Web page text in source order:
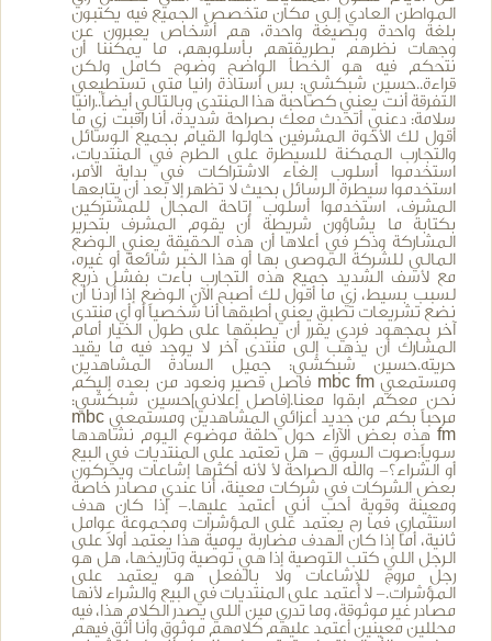
المواطن العادي إلى مكان متخصص الجميع فيه يكتبون
بلغة واحدة وبصيغة واحدة، هم أشخاص يعبرون عن
وجهات نظرهم بطريقتهم بأسلوبهم، ما يمكننا أن
نتحكم فيه هو الخطأ الواضح وضوح كامل ولكن
قراءة..حسين شبكشي: بس أستاذة رانيا متى تستطيعي
التفرقة أنت يعني كصاحبة هذا المنتدى وبالتالي أيضاً..رانيا
سلامة: دعني أتحدث معك بصراحة شديدة، أنا راقبت زي ما
أقول لك الأخوة المشرفين حاولوا القيام بجميع الوسائل
والتجارب الممكنة للسيطرة على الطرح في المنتديات،
استخدموا أسلوب إلغاء الاشتراكات في بداية الأمر،
استخدموا سيطرة الرسائل بحيث لا تظهر إلا بعد أن يتابعها
المشرف، استخدموا أسلوب إتاحة المجال للمشتركين
بكتابة ما يشاؤون شريطة أن يقوم المشرف بتحرير
المشاركة وذكر في أعلاها أن هذه الحقيقة يعني الوضع
المالي للشركة الموصى بها أو هذا الخبر شائعة أو غيره،
مع لأسف الشديد جميع هذه التجارب باءت بفشل ذريع
لسبب بسيط، زي ما أقول لك أصبح الآن الوضع إذا أردنا أن
نضع تشريعات تطبق يعني أطبقها أنا شخصياً أو أي منتدى
آخر بمجهود فردي يقرر أن يطبقها على طول الخيار أمام
المشارك أن يذهب إلى منتدى آخر لا يوجد فيه ما يقيد
حريته.حسين شبكشي: جميل السادة المشاهدين
ومستمعي mbc fm فاصل قصير ونعود من بعده إليكم
نحن معكم ابقوا معنا.[فاصل إعلاني]حسين شبكشي:
مرحباً بكم من جديد أعزائي المشاهدين ومستمعي mbc
fm هذه بعض الآراء حول حلقة موضوع اليوم نشاهدها
سوياً:صوت السوق - هل تعتمد على المنتديات في البيع
أو الشراء؟- والله الصراحة لأ لأنه أكثرها إشاعات ويحركون
بعض الشركات في شركات معينة، أنا عندي مصادر خاصة
ومعينة وقوية أحب أني أعتمد عليها.- إذا كان هدف
استثماري فما رح يعتمد على المؤشرات ومجموعة عوامل
ثانية، أما إذا كان الهدف مضاربة يومية هذا يعتمد أولاً على
الرجل اللي كتب التوصية إذا هي توصية وتاريخها، هل هو
رجل مروج للإشاعات ولا بالفعل هو يعتمد على
المؤشرات.- لا أعتمد على المنتديات في البيع والشراء لأنها
مصادر غير موثوقة، وما تدري مين اللي يصدر الكلام هذا، فيه
محللين معينين أعتمد عليهم كلامهم موثوق وأنا أثق فيهم